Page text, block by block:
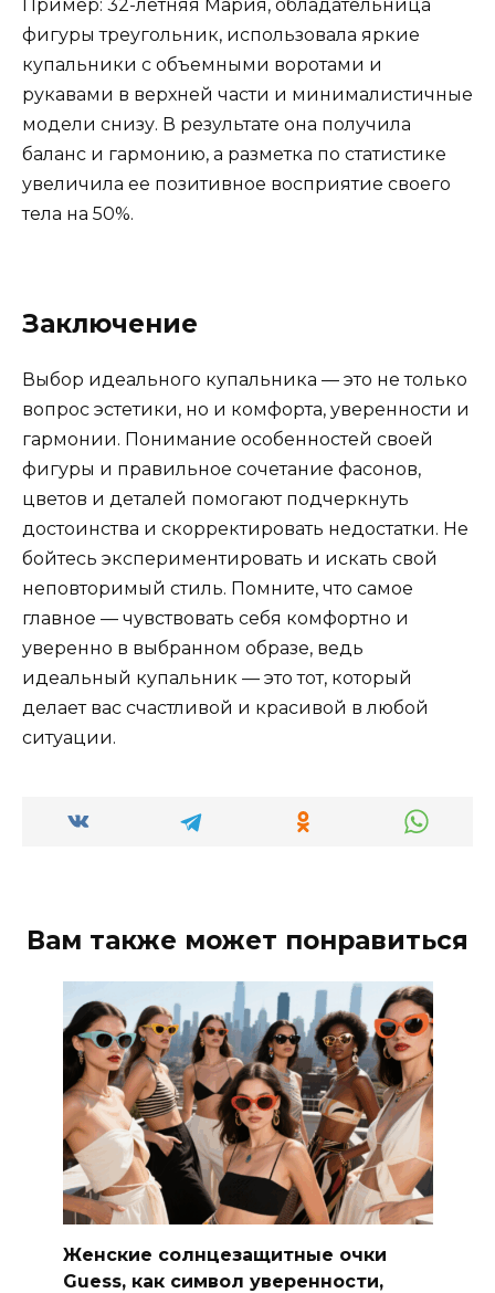
Пример: 32-летняя Мария, обладательница
фигуры треугольник, использовала яркие
купальники с объемными воротами и
рукавами в верхней части и минималистичные
модели снизу. В результате она получила
баланс и гармонию, а разметка по статистике
увеличила ее позитивное восприятие своего
тела на 50%.
Заключение
Выбор идеального купальника — это не только
вопрос эстетики, но и комфорта, уверенности и
гармонии. Понимание особенностей своей
фигуры и правильное сочетание фасонов,
цветов и деталей помогают подчеркнуть
достоинства и скорректировать недостатки. Не
бойтесь экспериментировать и искать свой
неповторимый стиль. Помните, что самое
главное — чувствовать себя комфортно и
уверенно в выбранном образе, ведь
идеальный купальник — это тот, который
делает вас счастливой и красивой в любой
ситуации.
Вам также может понравиться
Женские солнцезащитные очки
Guess, как символ уверенности,